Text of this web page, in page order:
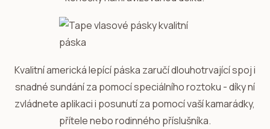
Kvalitní americká lepící páska zaručí dlouhotrvající spoj i
snadné sundání za pomocí speciálního roztoku - díky ní
zvládnete aplikaci i posunutí za pomocí vaší kamarádky,
přítele nebo rodinného příslušníka.